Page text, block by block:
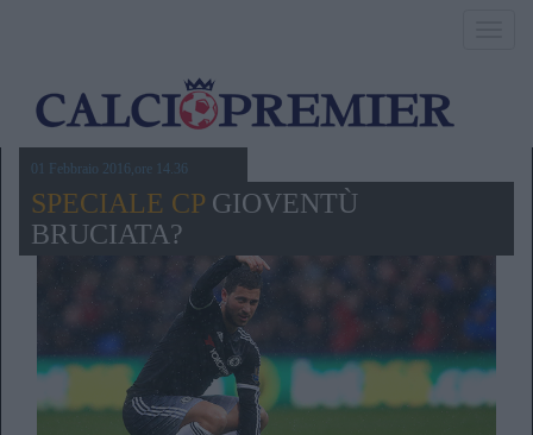
01 Febbraio 2016,ore 14.36
SPECIALE CP GIOVENTÙ
BRUCIATA?